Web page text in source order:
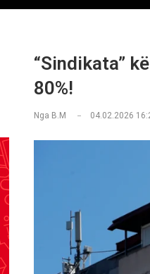
“Sindikata”
80%!
Nga B.M 04.02.2026